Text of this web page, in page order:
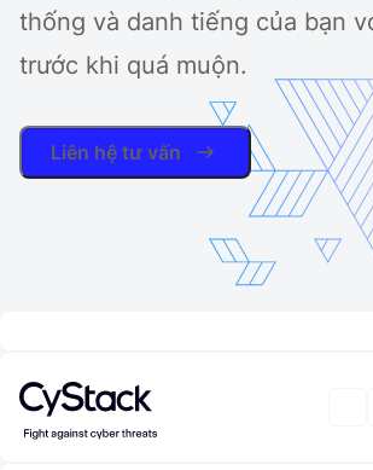
thống và danh tiếng của bạn
trước khi quá muộn.
Liên hệ tư vấn